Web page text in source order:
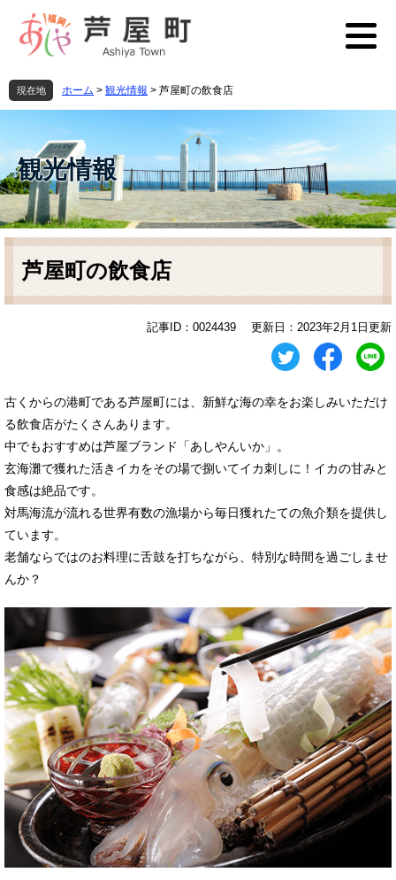
先
頭
。
を
飛
て
本
文
へ
現在地 ホーム > 観光情報 > 芦屋町の飲食店
観光情報
本
芦屋町の飲食店
記事ID：0024439 更新日：2023年2月1日更新
古くからの港町である芦屋町には、新鮮な海の幸をお楽しみいただけ
る飲食店がたくさんあります。
中でもおすすめは芦屋ブランド「あしやんいか」。
玄海灘で獲れた活きイカをその場で捌いてイカ刺しに！イカの甘みと
食感は絶品です。
対馬海流が流れる世界有数の漁場から毎日獲れたての魚介類を提供し
ています。
老舗ならではのお料理に舌鼓を打ちながら、特別な時間を過ごしませ
んか？